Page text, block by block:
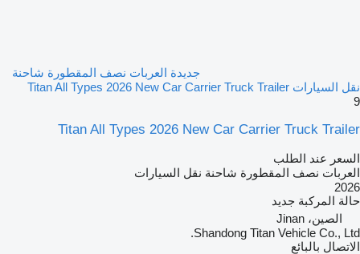
جديدة العربات نصف المقطورة شاحنة
نقل السيارات Titan All Types 2026 New Car Carrier Truck Trailer
9
Titan All Types 2026 New Car Carrier Truck Trailer
السعر عند الطلب
العربات نصف المقطورة شاحنة نقل السيارات
2026
حالة المركبة جديد
الصين، Jinan
Shandong Titan Vehicle Co., Ltd.
الاتصال بالبائع